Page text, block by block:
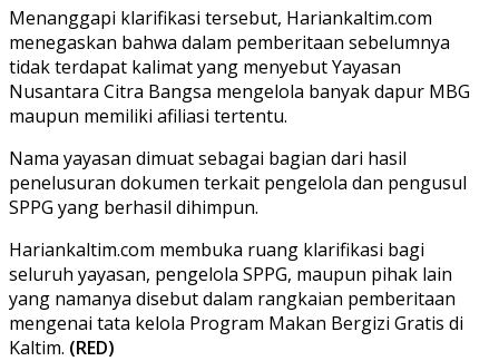
Menanggapi klarifikasi tersebut, Hariankaltim.com
menegaskan bahwa dalam pemberitaan sebelumnya
tidak terdapat kalimat yang menyebut Yayasan
Nusantara Citra Bangsa mengelola banyak dapur MBG
maupun memiliki afiliasi tertentu.
Nama yayasan dimuat sebagai bagian dari hasil
penelusuran dokumen terkait pengelola dan pengusul
SPPG yang berhasil dihimpun.
Hariankaltim.com membuka ruang klarifikasi bagi
seluruh yayasan, pengelola SPPG, maupun pihak lain
yang namanya disebut dalam rangkaian pemberitaan
mengenai tata kelola Program Makan Bergizi Gratis di
Kaltim. (RED)